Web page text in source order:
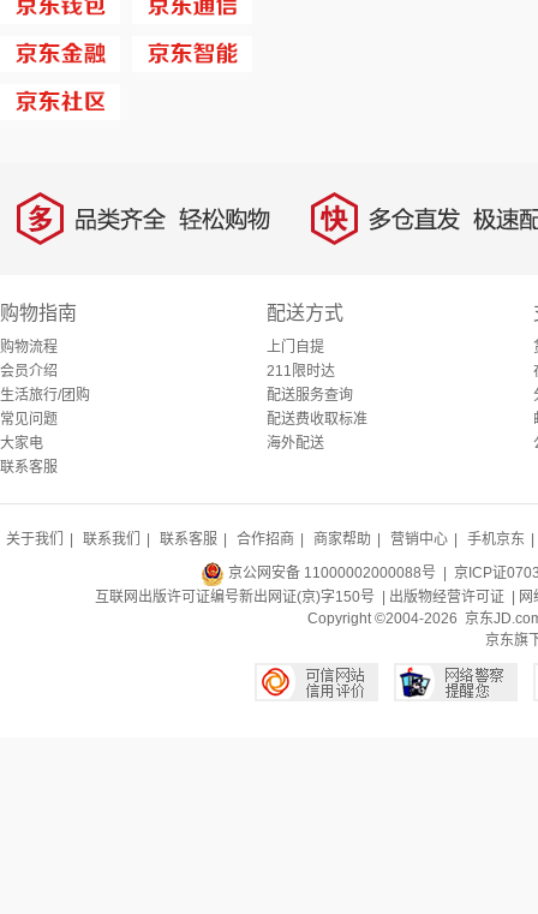
多 品类齐全，轻松购物 快 多仓直发，极速配
购物指南
购物流程
会员介绍
生活旅行/团购
常见问题
大家电
联系客服
配送方式
上门自提
211限时达
配送服务查询
配送费收取标准
海外配送
关于我们 联系我们 联系客服 合作招商 商家帮助 营销中心 手机京东
京公网安备 11000002000088号 | 京ICP证
互联网出版许可证编号新出网证(京)字150号 | 出版物经营许可证
Copyright ©2004-2026 京东
京东旗